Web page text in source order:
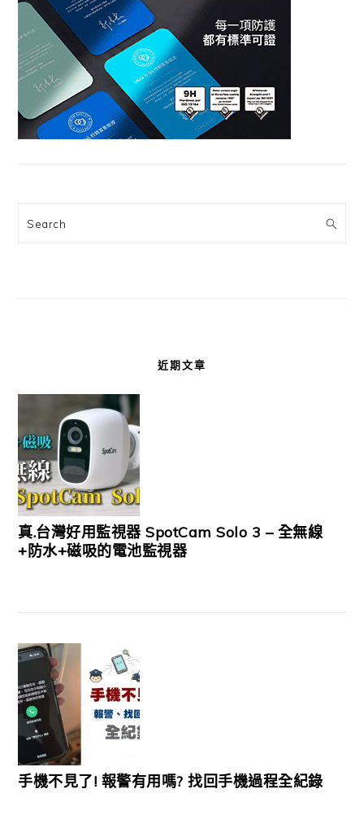
Search
近期文章
真.台灣好用監視器 SpotCam Solo 3 – 全無線
+防水+磁吸的電池監視器
手機不見了! 報警有用嗎? 找回手機過程全紀錄